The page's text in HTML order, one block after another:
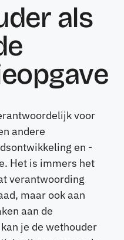
als
voor
andere
en -
Het is immers het
verantwoording
maar ook aan
aan de
je de wethouder